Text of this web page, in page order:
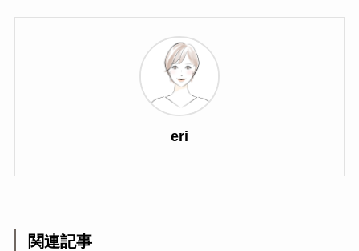
eri
関連記事